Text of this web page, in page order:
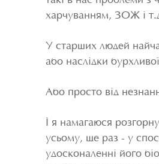
харчуванням, ЗОЖ і
У старших людей
або наслідки
Або просто від
І я намагаюся
усьому, ще раз - у
удосконаленні його